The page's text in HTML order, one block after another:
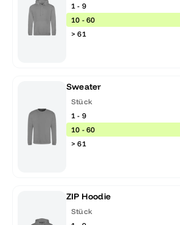
1 - 9
10 - 60
> 61
Sweater
Stück
1 - 9
10 - 60
> 61
ZIP Hoodie
Stück